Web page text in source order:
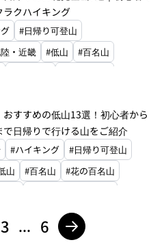
ラクハイキング
#日帰り可登山
・近畿
#低山
#百名山
おすすめの低山13選！初心者から
で日帰りで行ける山をご紹介
#ハイキング
#日帰り可登山
山 #百名山
#花の百名山
プス
#関東百名山
山
3 ... 6